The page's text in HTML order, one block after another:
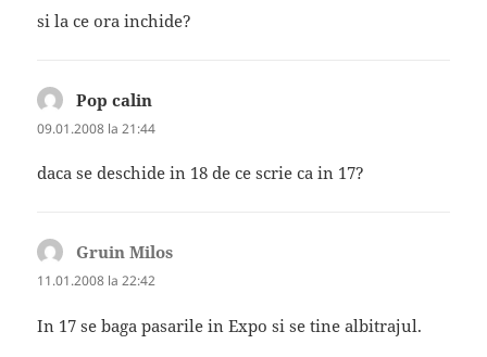
si la ce ora inchide?
Pop calin
09.01.2008 la 21:44
daca se deschide in 18 de ce scrie ca in 17?
Gruin Milos
11.01.2008 la 22:42
In 17 se baga pasarile in Expo si se tine albitrajul.